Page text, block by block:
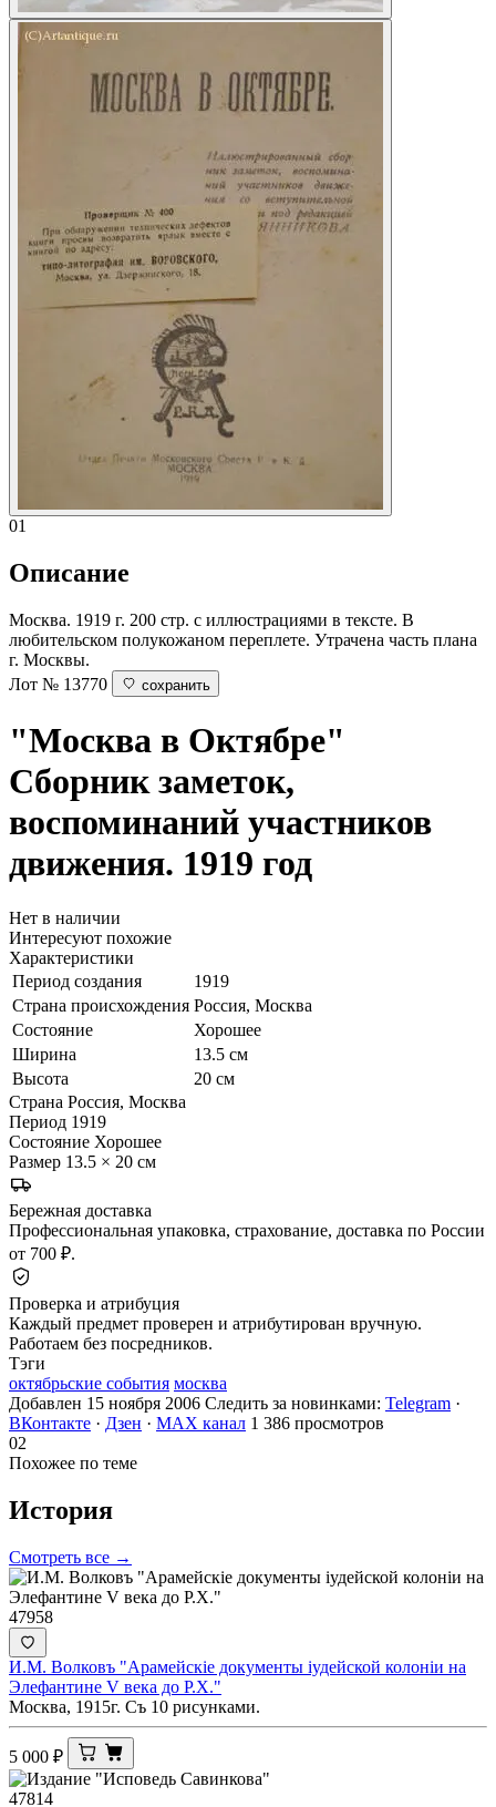
01
Описание
Москва. 1919 г. 200 стр. с иллюстрациями в тексте. В
любительском полукожаном переплете. Утрачена часть плана
г. Москвы.
Лот № 13770
сохранить
"Москва в Октябре"
Сборник заметок,
воспоминаний участников
движения. 1919 год
Нет в наличии
Интересуют похожие
Характеристики
Период создания
1919
Страна происхождения Россия, Москва
Состояние
Хорошее
Ширина
13.5 см
Высота
20 см
Страна Россия, Москва
Период 1919
Состояние Хорошее
Размер 13.5 × 20 см
Бережная доставка
Профессиональная упаковка, страхование, доставка по России
от 700 ₽.
Проверка и атрибуция
Каждый предмет проверен и атрибутирован вручную.
Работаем без посредников.
Тэги
октябрьские события москва
Добавлен 15 ноября 2006 Следить за новинками: Telegram ·
ВКонтакте · Дзен · MAX канал 1 386 просмотров
02
Похожее по теме
История
Смотреть все →
47958
И.М. Волковъ "Арамейскiе документы iудейской колонiи на
Элефантине V века до Р.Х."
Москва, 1915г. Съ 10 рисунками.
5 000 ₽
47814